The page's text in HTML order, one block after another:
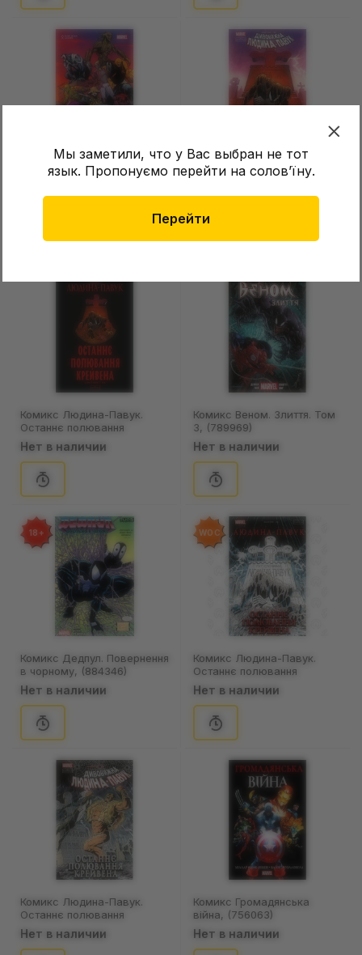
Мы заметили, что у Вас выбран не тот
язык. Пропонуємо перейти на соловʼїну.
Перейти
Комикс Вартові галактики.
(500770)
Нет в наличии
Комикс Людина-Павук.
Крейвена, (524723)
Комикс Людина-Павук.
Останнє полювання
Крейвена (Делюкс
обкладинка), (524724)
Нет в наличии
Комикс Веном. Злиття. Том
3, (789969)
Нет в наличии
18+
Комикс Дедпул. Повернення
в чорному, (884346)
Нет в наличии
WOC
Комикс Людина-Павук.
Останнє полювання
Крейвена (Ексклюзив
WoC), (524721)
Нет в наличии
Комикс Людина-Павук.
Останнє полювання
Крейвена (Лімітована
обкладинка), (524722)
Нет в наличии
Комикс Громадянська
війна, (756063)
Нет в наличии